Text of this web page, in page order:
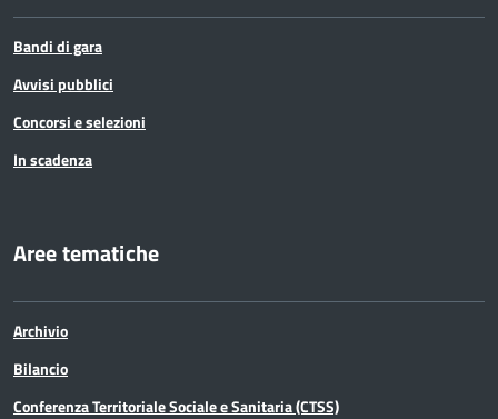
Bandi di gara
Avvisi pubblici
Concorsi e selezioni
In scadenza
Aree tematiche
Archivio
Bilancio
Conferenza Territoriale Sociale e Sanitaria (CTSS)